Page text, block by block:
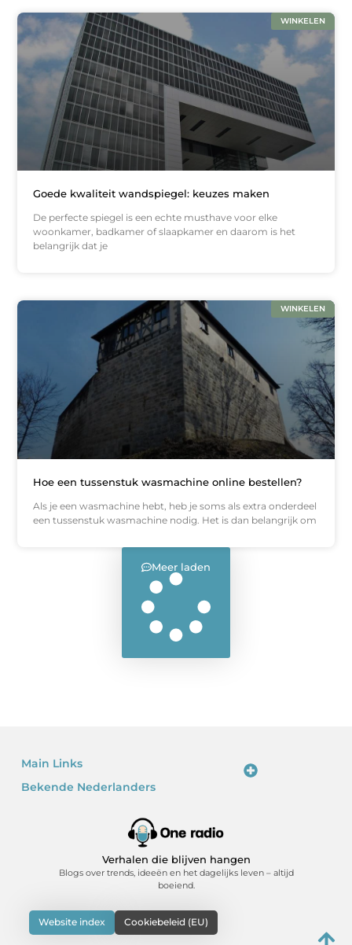
WINKELEN
Goede kwaliteit wandspiegel: keuzes maken
De perfecte spiegel is een echte musthave voor elke
woonkamer, badkamer of slaapkamer en daarom is het
belangrijk dat je
WINKELEN
Hoe een tussenstuk wasmachine online bestellen?
Als je een wasmachine hebt, heb je soms als extra onderdeel
een tussenstuk wasmachine nodig. Het is dan belangrijk om
Meer laden
Main Links
Bekende Nederlanders
Verhalen die blijven hangen
Blogs over trends, ideeën en het dagelijks leven – altijd
boeiend.
Website index Cookiebeleid (EU)